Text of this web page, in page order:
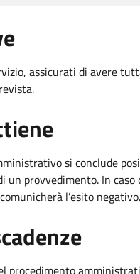
assicurati di avere
si conclude
un provvedimento. In
l’esito negativo.
procedimento